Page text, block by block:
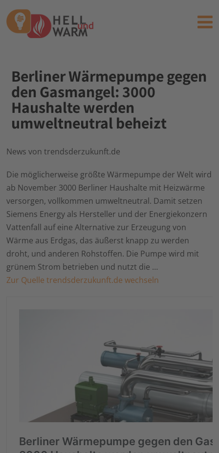
Berliner Wärmepumpe gegen
den Gasmangel: 3000
Haushalte werden
umweltneutral beheizt
News von trendsderzukunft.de
Die möglicherweise größte Wärmepumpe der Welt wird
ab November 3000 Berliner Haushalte mit Heizwärme
versorgen, vollkommen umweltneutral. Damit setzen
Siemens Energy als Hersteller und der Energiekonzern
Vattenfall auf eine Alternative zur Erzeugung von
Wärme aus Erdgas, das äußerst knapp zu werden
droht, und anderen Rohstoffen. Die Pumpe wird mit
grünem Strom betrieben und nutzt die …
Zur Quelle trendsderzukunft.de wechseln